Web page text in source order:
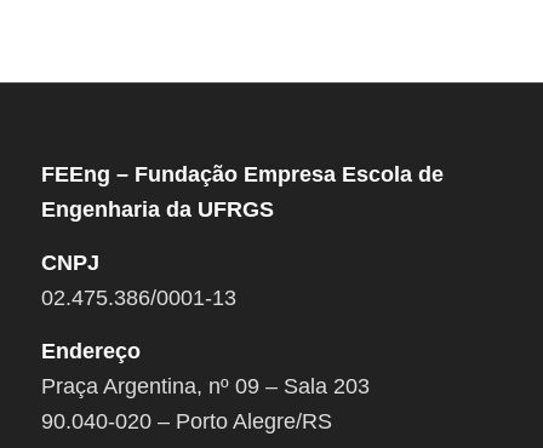
FEEng – Fundação Empresa Escola de
Engenharia da UFRGS
CNPJ
02.475.386/0001-13
Endereço
Praça Argentina, nº 09 – Sala 203
90.040-020 – Porto Alegre/RS